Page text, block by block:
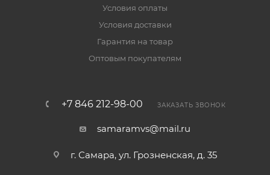
Условия оплаты
Условия доставки
Гарантия на товар
Оптовым покупателям
+7 846 212-98-00 ЗАКАЗАТЬ ЗВОНОК
samaramvs@mail.ru
г. Самара, ул. Грозненская, д. 35